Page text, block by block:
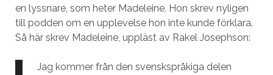
en lyssnare, som heter Madeleine. Hon skrev nyligen
till podden om en upplevelse hon inte kunde förklara.
Så här skrev Madeleine, uppläst av Rakel Josephson:
Jag kommer från den svenskspråkiga delen